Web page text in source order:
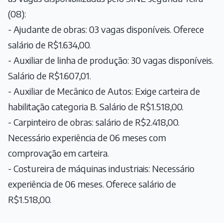
(08):
- Ajudante de obras: 03 vagas disponíveis. Oferece
salário de R$1.634,00.
- Auxiliar de linha de produção: 30 vagas disponíveis.
Salário de R$1.607,01.
- Auxiliar de Mecânico de Autos: Exige carteira de
habilitação categoria B. Salário de R$1.518,00.
- Carpinteiro de obras: salário de R$2.418,00.
Necessário experiência de 06 meses com
comprovação em carteira.
- Costureira de máquinas industriais: Necessário
experiência de 06 meses. Oferece salário de
R$1.518,00.